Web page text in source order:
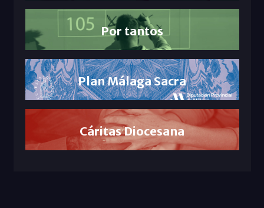
Por tantos
Plan Málaga Sacra
Cáritas Diocesana